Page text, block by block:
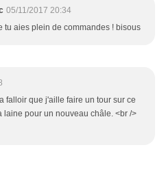
05/11/2017 20:34
tu aies plein de commandes ! bisous
falloir que j'aille faire un tour sur ce
laine pour un nouveau châle. <br />